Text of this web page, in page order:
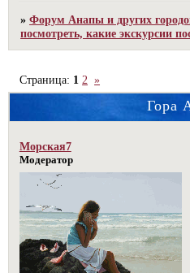
»Форум Анапы и других
посмотреть, какие экскурсии
Гора
Страница: 1 2 »
Морская7
Модератор